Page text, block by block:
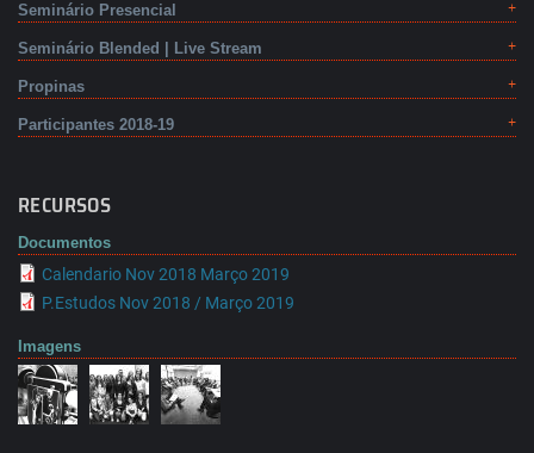
Seminário Presencial
Seminário Blended | Live Stream
Propinas
Participantes 2018-19
RECURSOS
Documentos
Calendario Nov 2018 Março 2019
P.Estudos Nov 2018 / Março 2019
Imagens